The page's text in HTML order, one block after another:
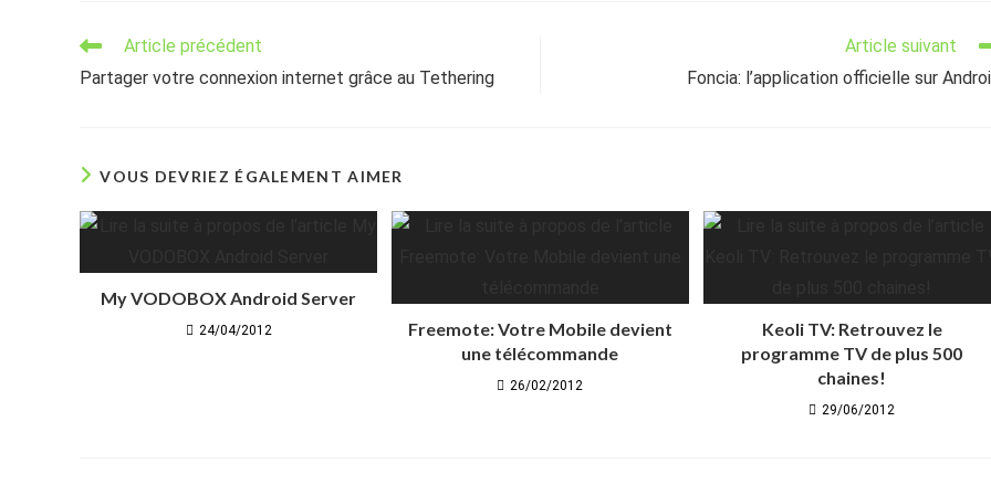
Read
articles
Article précédent
Partager votre connexion internet grâce au Tethering
Article suivant
Foncia: l’application officielle sur
VOUS DEVRIEZ ÉGALEMENT AIMER
My VODOBOX Android Server
24/04/2012
Freemote: Votre Mobile devient
une télécommande
26/02/2012
Keoli TV: Retrouvez le
programme TV de plus 500
chaines!
29/06/2012